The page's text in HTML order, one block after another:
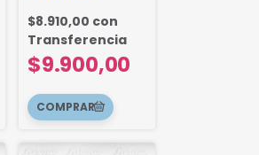
$9.900,00
$8.910,00 con
Transferencia